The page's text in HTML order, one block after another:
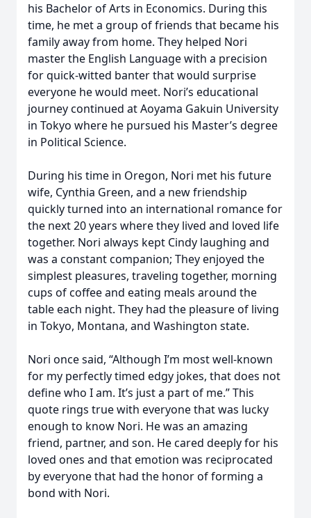
his Bachelor of Arts in Economics. During this
time, he met a group of friends that became his
family away from home. They helped Nori
master the English Language with a precision
for quick-witted banter that would surprise
everyone he would meet. Nori’s educational
journey continued at Aoyama Gakuin University
in Tokyo where he pursued his Master’s degree
in Political Science.
During his time in Oregon, Nori met his future
wife, Cynthia Green, and a new friendship
quickly turned into an international romance for
the next 20 years where they lived and loved life
together. Nori always kept Cindy laughing and
was a constant companion; They enjoyed the
simplest pleasures, traveling together, morning
cups of coffee and eating meals around the
table each night. They had the pleasure of living
in Tokyo, Montana, and Washington state.
Nori once said, “Although I’m most well-known
for my perfectly timed edgy jokes, that does not
define who I am. It’s just a part of me.” This
quote rings true with everyone that was lucky
enough to know Nori. He was an amazing
friend, partner, and son. He cared deeply for his
loved ones and that emotion was reciprocated
by everyone that had the honor of forming a
bond with Nori.